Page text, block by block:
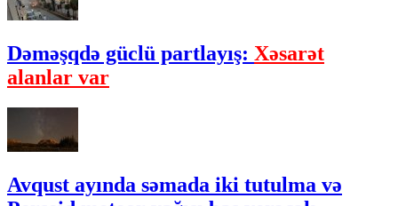
Dəməşqdə güclü partlayış: Xəsarət
alanlar var
Avqust ayında səmada iki tutulma və